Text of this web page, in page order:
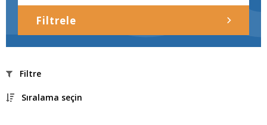
Filtrele
Filtre
Sıralama seçin